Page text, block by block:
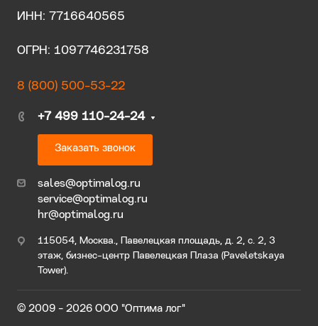
ИНН: 7716640565
ОГРН: 1097746231758
8 (800) 500-53-22
+7 499 110-24-24
Заказать звонок
sales@optimalog.ru
service@optimalog.ru
hr@optimalog.ru
115054, Москва., Павелецкая площадь, д. 2, с. 2, 3
этаж, бизнес-центр Павелецкая Плаза (Paveletskaya
Tower).
© 2009 - 2026 ООО "Оптима лог"